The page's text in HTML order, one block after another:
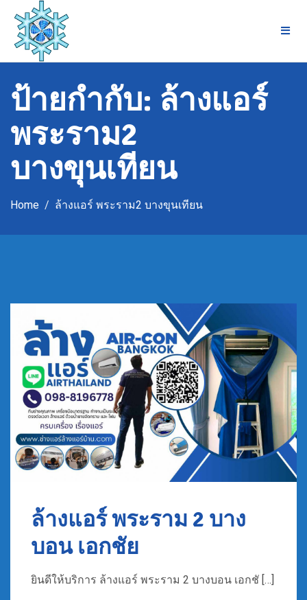
content
ป้ายกำกับ: ล้างแอร์
พระราม2
บางขุนเทียน
Home ล้างแอร์ พระราม2 บางขุนเทียน
ล้างแอร์ พระราม 2 บาง
บอน เอกชัย
ยินดีให้บริการ ล้างแอร์ พระราม 2 บางบอน เอกชั […]